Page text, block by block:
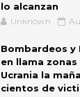
lo alcanzan
Unknown
Bombardeos y
en llama zonas
Ucrania la
cientos de